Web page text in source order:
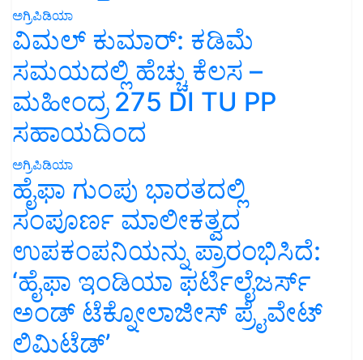
ಅಗ್ರಿಪಿಡಿಯಾ
ವಿಮಲ್ ಕುಮಾರ್: ಕಡಿಮೆ
ಸಮಯದಲ್ಲಿ ಹೆಚ್ಚು ಕೆಲಸ –
ಮಹೀಂದ್ರ 275 DI TU PP
ಸಹಾಯದಿಂದ
ಅಗ್ರಿಪಿಡಿಯಾ
ಹೈಫಾ ಗುಂಪು ಭಾರತದಲ್ಲಿ
ಸಂಪೂರ್ಣ ಮಾಲೀಕತ್ವದ
ಉಪಕಂಪನಿಯನ್ನು ಪ್ರಾರಂಭಿಸಿದೆ:
‘ಹೈಫಾ ಇಂಡಿಯಾ ಫರ್ಟಿಲೈಜರ್ಸ್
ಅಂಡ್ ಟೆಕ್ನೋಲಾಜೀಸ್ ಪ್ರೈವೇಟ್
ಲಿಮಿಟೆಡ್’